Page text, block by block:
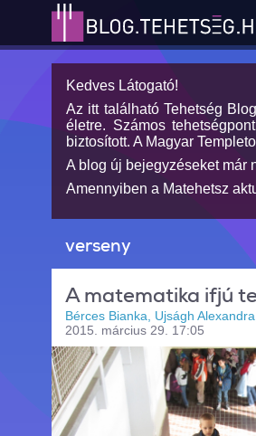
Kedves Látogató!
Az itt található Tehetség
életre. Számos
biztosított. A Magyar
A blog új bejegyzéseket már
Amennyiben a Matehetsz
verseny
A matematika ifjú
Bérces Bianka, Ujságh
2015. március 29. 17:05